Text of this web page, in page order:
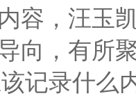
容，汪玉
向，有所
录什么